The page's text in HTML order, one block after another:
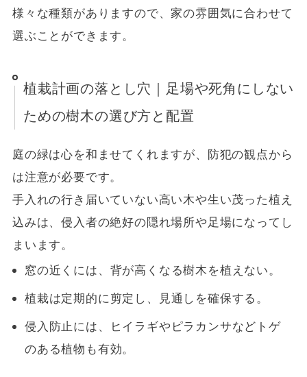
様々な種類がありますので、家の雰囲気に合わせて
選ぶことができます。
植栽計画の落とし穴｜足場や死角にしない
ための樹木の選び方と配置
庭の緑は心を和ませてくれますが、防犯の観点から
は注意が必要です。
手入れの行き届いていない高い木や生い茂った植え
込みは、侵入者の絶好の隠れ場所や足場になってし
まいます。
窓の近くには、背が高くなる樹木を植えない。
植栽は定期的に剪定し、見通しを確保する。
侵入防止には、ヒイラギやピラカンサなどトゲ
のある植物も有効。